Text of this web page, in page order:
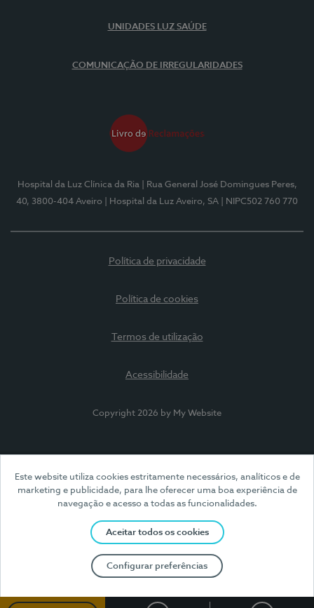
Este website utiliza cookies estritamente necessários, analíticos e de
marketing e publicidade, para lhe oferecer uma boa experiência de
navegação e acesso a todas as funcionalidades.
Aceitar todos os cookies
Configurar preferências
UNIDADES LUZ SAÚDE
COMUNICAÇÃO DE IRREGULARIDADES
Hospital da Luz Clínica da Ria
| Rua General José Domingues Peres,
40, 3800-404 Aveiro
| Hospital da Luz Aveiro, SA | NIPC502 760 770
Política de privacidade
Política de cookies
Termos de utilização
Acessibilidade
Copyright 2026 by My Website